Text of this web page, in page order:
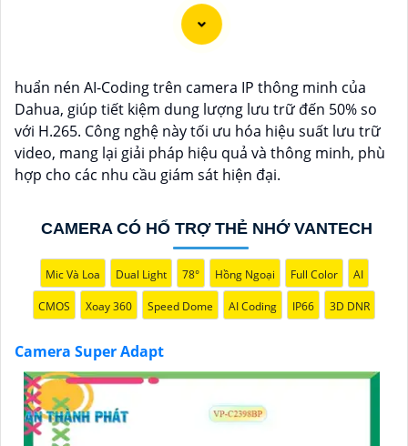
Camera Super Adapt là lựa chọn tốt cho việc giám sát
bảo vệ an ninh tại nơi có môi trường ánh sáng thay
đổi thất thường. Với khả năng ghi hình thích ứng với
chất lượng hình ảnh sắc nét cho bạn trải nghiệm tuyệt
vời nhất
huẩn nén AI-Coding trên camera IP thông minh của
Dahua, giúp tiết kiệm dung lượng lưu trữ đến 50% so
với H.265. Công nghệ này tối ưu hóa hiệu suất lưu trữ
video, mang lại giải pháp hiệu quả và thông minh, phù
hợp cho các nhu cầu giám sát hiện đại.
CAMERA CÓ HỔ TRỢ THẺ NHỚ VANTECH
Mic Và Loa Dual Light 78° Hồng Ngoại Full Color AI
CMOS Xoay 360 Speed Dome AI Coding IP66 3D DNR
Camera Super Adapt